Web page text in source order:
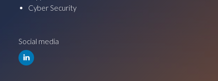
Cyber Security
Social media